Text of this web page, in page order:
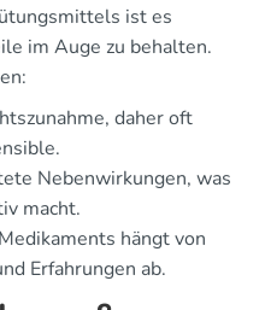
ist es
im Auge zu behalten.
daher oft
Nebenwirkungen, was
macht.
hängt von
Erfahrungen ab.